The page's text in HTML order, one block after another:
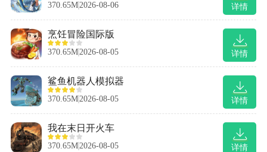
详情
370.65M2026-08-06
详情
烹饪冒险国际版
370.65M2026-08-05
详情
鲨鱼机器人模拟器
370.65M2026-08-05
详情
我在末日开火车
370.65M2026-08-05